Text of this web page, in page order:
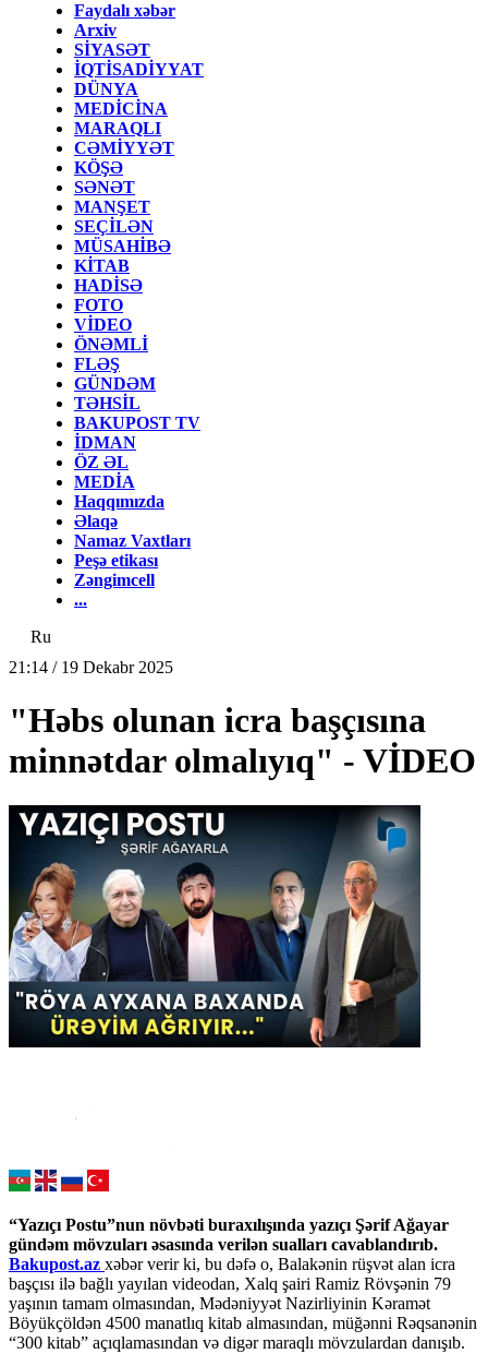
Faydalı xəbər
Arxiv
SİYASƏT
İQTİSADİYYAT
DÜNYA
MEDİCİNA
MARAQLI
CƏMİYYƏT
KÖŞƏ
SƏNƏT
MANŞET
SEÇİLƏN
MÜSAHİBƏ
KİTAB
HADİSƏ
FOTO
VİDEO
ÖNƏMLİ
FLƏŞ
GÜNDƏM
TƏHSİL
BAKUPOST TV
İDMAN
ÖZ ƏL
MEDİA
Haqqımızda
Əlaqə
Namaz Vaxtları
Peşə etikası
Zəngimcell
...
Ru
21:14 / 19 Dekabr 2025
"Həbs olunan icra başçısına
minnətdar olmalıyıq" - VİDEO
“Yazıçı Postu”nun növbəti buraxılışında yazıçı Şərif Ağayar
gündəm mövzuları əsasında verilən sualları cavablandırıb.
Bakupost.az xəbər verir ki, bu dəfə o, Balakənin rüşvət alan icra
başçısı ilə bağlı yayılan videodan, Xalq şairi Ramiz Rövşənin 79
yaşının tamam olmasından, Mədəniyyət Nazirliyinin Kəramət
Böyükçöldən 4500 manatlıq kitab almasından, müğənni Rəqsanənin
“300 kitab” açıqlamasından və digər maraqlı mövzulardan danışıb.